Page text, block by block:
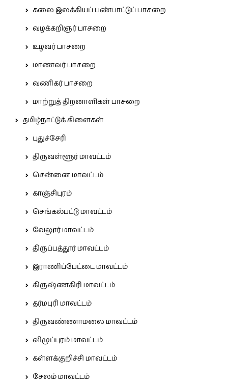
கலை இலக்கியப் பண்பாட்டுப் பாசறை
வழக்கறிஞர் பாசறை
உழவர் பாசறை
மாணவர் பாசறை
வணிகர் பாசறை
மாற்றுத் திறனாளிகள் பாசறை
தமிழ்நாட்டுக் கிளைகள்
புதுச்சேரி
திருவள்ளூர் மாவட்டம்
சென்னை மாவட்டம்
காஞ்சிபுரம்
செங்கல்பட்டு மாவட்டம்
வேலூர் மாவட்டம்
திருப்பத்தூர் மாவட்டம்
இராணிப்பேட்டை மாவட்டம்
கிருஷ்ணகிரி மாவட்டம்
தர்மபுரி மாவட்டம்
திருவண்ணாமலை மாவட்டம்
விழுப்புரம் மாவட்டம்
கள்ளக்குறிச்சி மாவட்டம்
சேலம் மாவட்டம்